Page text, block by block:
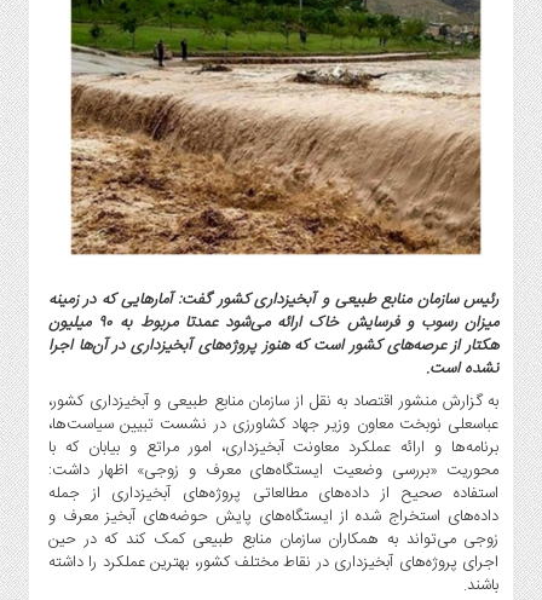
مسکن
و
شهری
گاز
و
پتروشیمی
صنعت
و
خودرو
استارت
آپ
و
فن
آوری
بانک
،
بیمه
و
ارز
دیجیتال
رئیس سازمان منابع طبیعی و آبخیزداری کشور گفت: آمارهایی که در زمینه
میزان رسوب و فرسایش خاک ارائه می‌شود عمدتا مربوط به ۹۰ میلیون
هکتار از عرصه‌های کشور است که هنوز پروژه‌های آبخیزداری در آن‌ها اجرا
نشده است.
به گزارش منشور اقتصاد به نقل از سازمان منابع طبیعی و آبخیزداری کشور،
عباسعلی نوبخت معاون وزیر جهاد کشاورزی در نشست تبیین سیاست‌ها،
برنامه‌ها و ارائه عملکرد معاونت آبخیزداری، امور مراتع و بیابان که با
محوریت «بررسی وضعیت ایستگاه‌های معرف و زوجی» اظهار داشت:
استفاده صحیح از داده‌های مطالعاتی پروژه‌های آبخیزداری از جمله
داده‌های استخراج ‌شده از ایستگاه‌های پایش حوضه‌های آبخیز معرف و
زوجی می‌تواند به همکاران سازمان منابع طبیعی کمک کند که در حین
اجرای پروژه‌های آبخیزداری در نقاط مختلف کشور، بهترین عملکرد را داشته
باشند.